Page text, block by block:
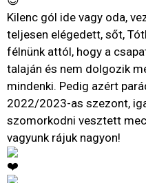
Kilenc gól ide vagy oda,
teljesen elégedett, sőt,
félnünk attól, hogy a
talaján és nem dolgozik
mindenki. Pedig azért
2022/2023-as szezont,
szomorkodni vesztett
vagyunk rájuk nagyon!